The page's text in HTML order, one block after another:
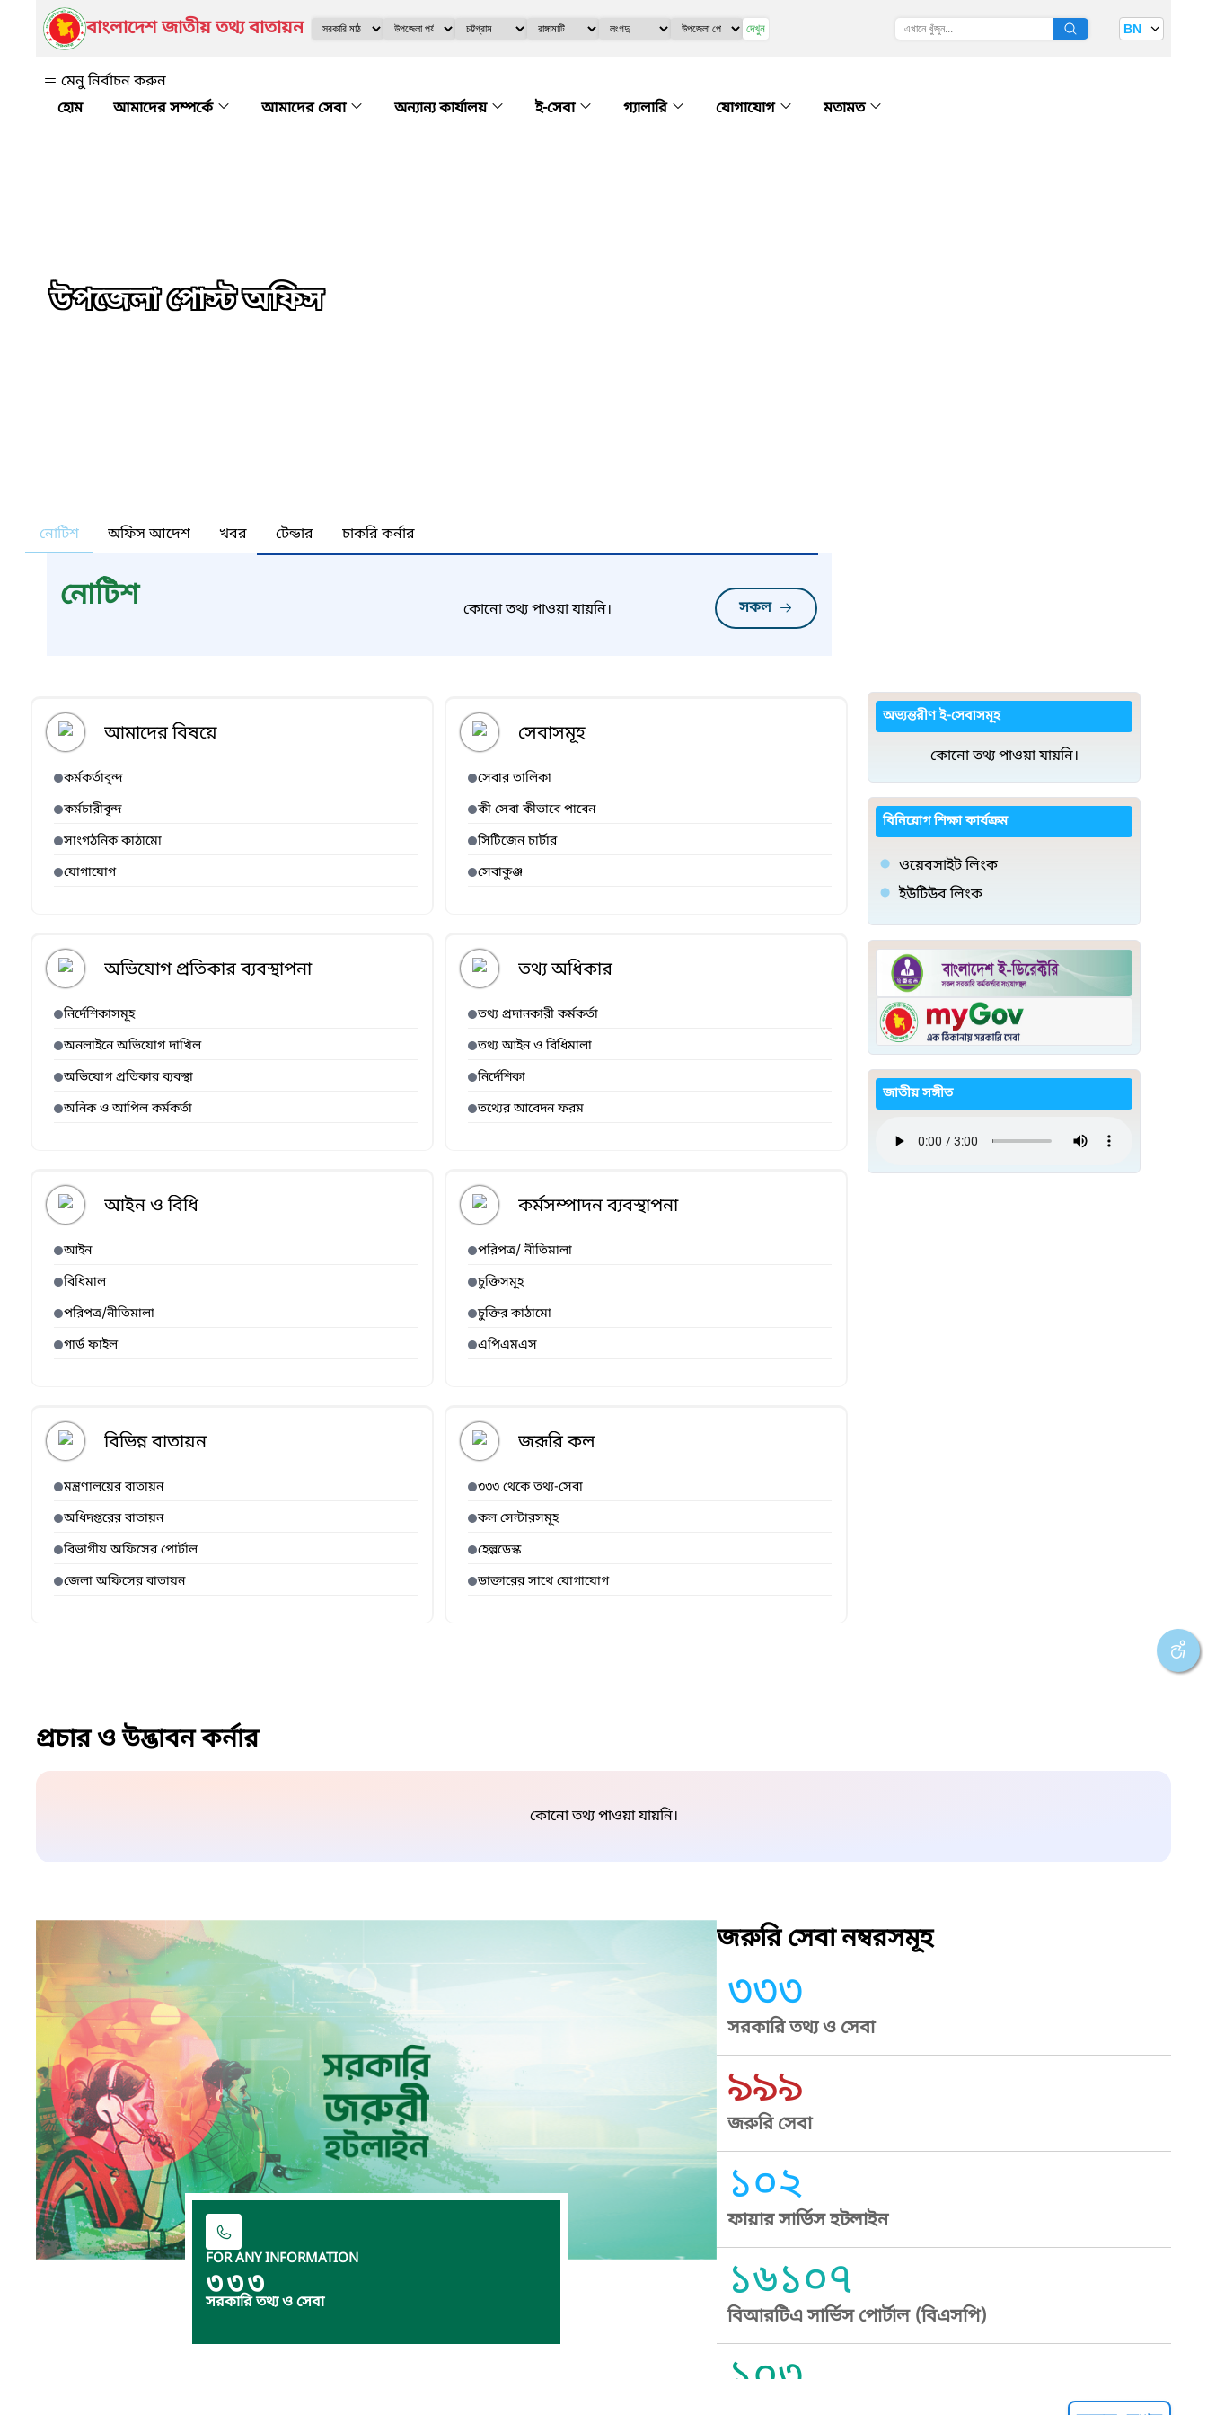
বাংলাদেশ জাতীয় তথ্য বাতায়ন দেখুন BN
মেনু নির্বাচন করুন
আমাদের সম্পর্কে
আমাদের সেবা অন্যান্য কার্যালয় ই-সেবা গ্যালারি যোগাযোগ মতামত
উপজেলা পোস্ট অফিস
নোটিশ অফিস আদেশ খবর টেন্ডার চাকরি কর্নার
নোটিশ সকল
কোনো তথ্য পাওয়া যায়নি।
আমাদের বিষয়ে
কর্মকর্তাবৃন্দ
কর্মচারীবৃন্দ
সাংগঠনিক কাঠামো
যোগাযোগ
সেবাসমূহ
সেবার তালিকা
কী সেবা কীভাবে পাবেন
সিটিজেন চার্টার
সেবাকুঞ্জ
অভিযোগ প্রতিকার ব্যবস্থাপনা
নির্দেশিকাসমূহ
অনলাইনে অভিযোগ দাখিল
অভিযোগ প্রতিকার ব্যবস্থা
অনিক ও আপিল কর্মকর্তা
তথ্য অধিকার
তথ্য প্রদানকারী কর্মকর্তা
তথ্য আইন ও বিধিমালা
নির্দেশিকা
তথ্যের আবেদন ফরম
আইন ও বিধি
আইন
বিধিমাল
পরিপত্র/নীতিমালা
গার্ড ফাইল
কর্মসম্পাদন ব্যবস্থাপনা
পরিপত্র/ নীতিমালা
চুক্তিসমূহ
চুক্তির কাঠামো
এপিএমএস
বিভিন্ন বাতায়ন
মন্ত্রণালয়ের বাতায়ন
অধিদপ্তরের বাতায়ন
বিভাগীয় অফিসের পোর্টাল
জেলা অফিসের বাতায়ন
জরূরি কল
৩৩৩ থেকে তথ্য-সেবা
কল সেন্টারসমূহ
হেল্পডেস্ক
ডাক্তারের সাথে যোগাযোগ
অভ্যন্তরীণ ই-সেবাসমূহ
কোনো তথ্য পাওয়া যায়নি।
বিনিয়োগ শিক্ষা কার্যক্রম
ওয়েবসাইট লিংক
ইউটিউব লিংক
জাতীয় সঙ্গীত
প্রচার ও উদ্ভাবন কর্নার
কোনো তথ্য পাওয়া যায়নি।
FOR ANY INFORMATION
৩৩৩
সরকারি তথ্য ও সেবা
জরুরি সেবা নম্বরসমূহ
৩৩৩
সরকারি তথ্য ও সেবা
৯৯৯
জরুরি সেবা
১০২
ফায়ার সার্ভিস হটলাইন
১৬১০৭
বিআরটিএ সার্ভিস পোর্টাল (বিএসপি)
১০৩